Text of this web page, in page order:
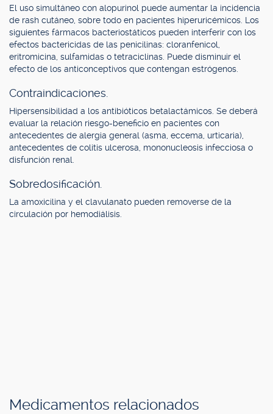
El uso simultáneo con alopurinol puede aumentar la incidencia
de rash cutáneo, sobre todo en pacientes hiperuricémicos. Los
siguientes fármacos bacteriostáticos pueden interferir con los
efectos bactericidas de las penicilinas: cloranfenicol,
eritromicina, sulfamidas o tetraciclinas. Puede disminuir el
efecto de los anticonceptivos que contengan estrógenos.
Contraindicaciones.
Hipersensibilidad a los antibióticos betalactámicos. Se deberá
evaluar la relación riesgo-beneficio en pacientes con
antecedentes de alergia general (asma, eccema, urticaria),
antecedentes de colitis ulcerosa, mononucleosis infecciosa o
disfunción renal.
Sobredosificación.
La amoxicilina y el clavulanato pueden removerse de la
circulación por hemodiálisis.
Medicamentos relacionados